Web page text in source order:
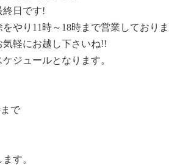
終日です!
やり11時～18時まで営業しており
軽にお越し下さいね!!
ジュールとなります。
で
す。